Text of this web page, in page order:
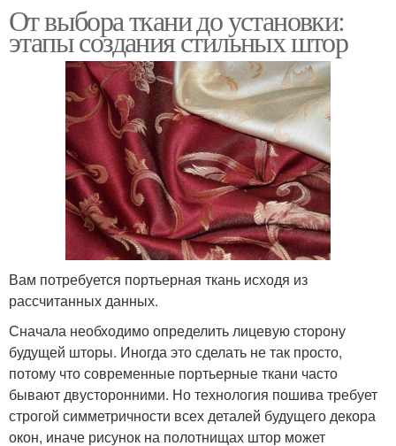
От выбора ткани до установки:
этапы создания стильных штор
Вам потребуется портьерная ткань исходя из
рассчитанных данных.
Сначала необходимо определить лицевую сторону
будущей шторы. Иногда это сделать не так просто,
потому что современные портьерные ткани часто
бывают двусторонними. Но технология пошива требует
строгой симметричности всех деталей будущего декора
окон, иначе рисунок на полотнищах штор может